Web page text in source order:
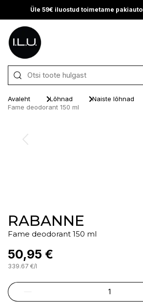
Üle 59€ iluostud toimetame
Otse sisu juurde
Avaleht Lõhnad Naiste lõhnad
Fame deodorant 150 ml
RABANNE
Fame deodorant 150 ml
50,95 €
339.67 €/l